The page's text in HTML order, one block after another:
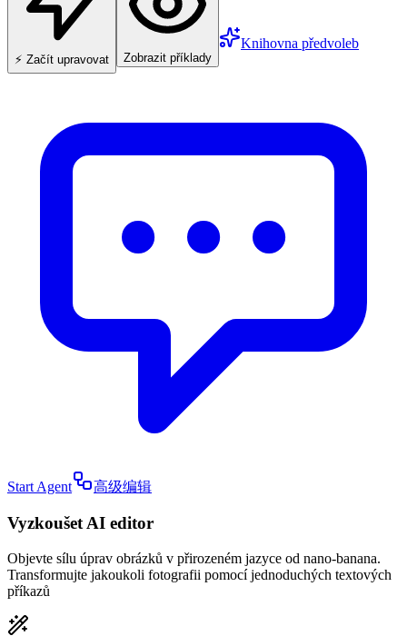
⚡ Začít upravovat Zobrazit příklady
Knihovna předvoleb
Start Agent 高级编辑
Vyzkoušet AI editor
Objevte sílu úprav obrázků v přirozeném jazyce od nano-banana.
Transformujte jakoukoli fotografii pomocí jednoduchých textových
příkazů